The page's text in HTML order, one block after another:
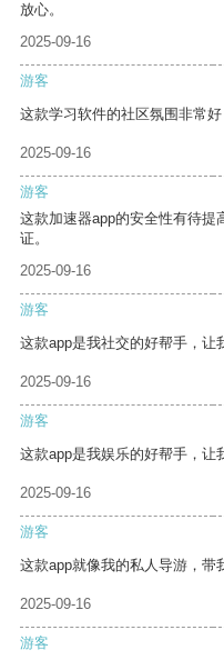
放心。
2025-09-16
游客
这款学习软件的社区氛围非常
2025-09-16
游客
这款加速器app的安全性有待提
证。
2025-09-16
游客
这款app是我社交的好帮手，让
2025-09-16
游客
这款app是我娱乐的好帮手，让
2025-09-16
游客
这款app就像我的私人导游，带
2025-09-16
游客